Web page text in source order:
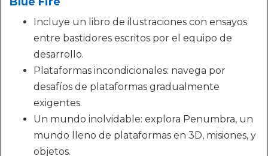
Incluye un libro de ilustraciones con ensayos
entre bastidores escritos por el equipo de
desarrollo.
Plataformas incondicionales: navega por
desafíos de plataformas gradualmente
exigentes.
Un mundo inolvidable: explora Penumbra, un
mundo lleno de plataformas en 3D, misiones, y
objetos.